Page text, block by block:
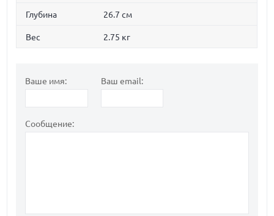
Глубина 26.7 см
Вес 2.75 кг
Ваше имя: Ваш email:
Сообщение: